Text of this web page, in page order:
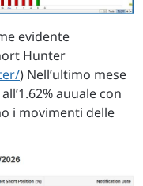
evidente
Hunter
) Nell’ultimo mese
auuale con
i movimenti delle